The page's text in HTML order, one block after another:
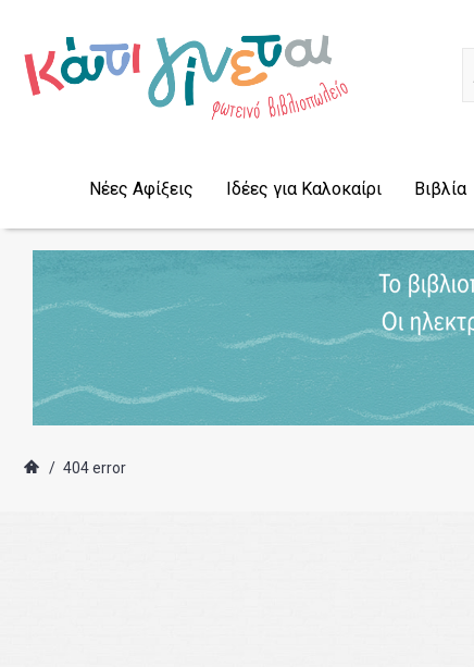
Νέες Αφίξεις Ιδέες για Καλοκαίρι Βιβλία
/ 404 error